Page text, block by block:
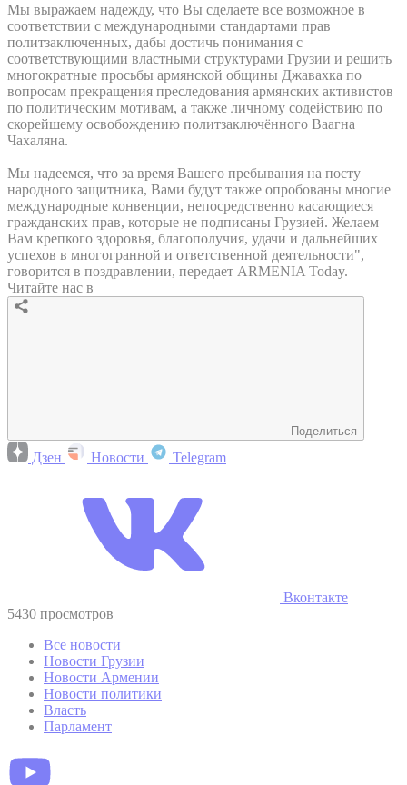
Мы выражаем надежду, что Вы сделаете все возможное в
соответствии с международными стандартами прав
политзаключенных, дабы достичь понимания с
соответствующими властными структурами Грузии и решить
многократные просьбы армянской общины Джавахка по
вопросам прекращения преследования армянских активистов
по политическим мотивам, а также личному содействию по
скорейшему освобождению политзаключённого Ваагна
Чахаляна.
Мы надеемся, что за время Вашего пребывания на посту
народного защитника, Вами будут также опробованы многие
международные конвенции, непосредственно касающиеся
гражданских прав, которые не подписаны Грузией. Желаем
Вам крепкого здоровья, благополучия, удачи и дальнейших
успехов в многогранной и ответственной деятельности",
говорится в поздравлении, передает ARMENIA Today.
Читайте нас в
Поделиться
Дзен Новости Telegram
Вконтакте
5430 просмотров
Все новости
Новости Грузии
Новости Армении
Новости политики
Власть
Парламент